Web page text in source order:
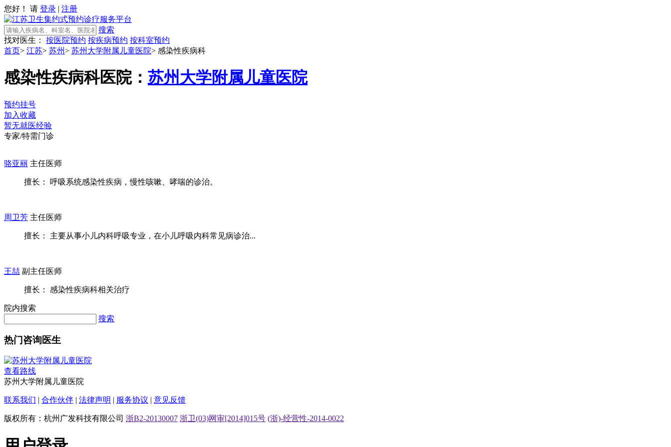
您好！ 请 登录 | 注册
搜索
找对医生：
按医院预约 按疾病预约 按科室预约
首页> 江苏> 苏州> 苏州大学附属儿童医院> 感染性疾病科
感染性疾病科医院： 苏州大学附属儿童医院
预约挂号
加入收藏
暂无就医经验
专家/特需门诊
骆亚丽 主任医师
擅长： 呼吸系统感染性疾病，慢性咳嗽、哮喘的诊治。
周卫芳 主任医师
擅长： 主要从事小儿内科呼吸专业，在小儿呼吸内科常见病诊治...
王喆 副主任医师
擅长： 感染性疾病科相关治疗
院内搜索
搜索
热门咨询医生
查看路线
苏州大学附属儿童医院
联系我们 | 合作伙伴 | 法律声明 | 服务协议 | 意见反馈
版权所有：杭州广发科技有限公司 浙B2-20130007 浙卫(03)网审[2014]015号 (浙)-经营性-2014-0022